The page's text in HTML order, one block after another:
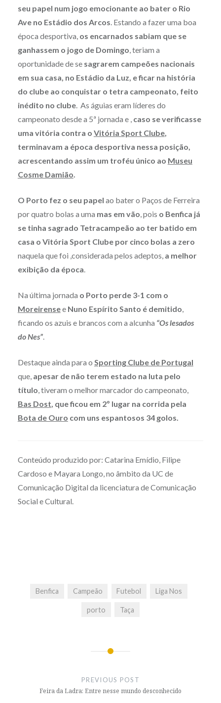
seu papel num jogo emocionante ao bater o Rio
Ave no Estádio dos Arcos. Estando a fazer uma boa
época desportiva, os encarnados sabiam que se
ganhassem o jogo de Domingo, teriam a
oportunidade de se sagrarem campeões nacionais
em sua casa, no Estádio da Luz, e ficar na história
do clube ao conquistar o tetra campeonato, feito
inédito no clube. As águias eram líderes do
campeonato desde a 5ª jornada e , caso se verificasse
uma vitória contra o Vitória Sport Clube,
terminavam a época desportiva nessa posição,
acrescentando assim um troféu único ao Museu
Cosme Damião.
O Porto fez o seu papel ao bater o Paços de Ferreira
por quatro bolas a uma mas em vão, pois o Benfica já
se tinha sagrado Tetracampeão ao ter batido em
casa o Vitória Sport Clube por cinco bolas a zero
naquela que foi ,considerada pelos adeptos, a melhor
exibição da época.
Na última jornada o Porto perde 3-1 com o
MoreirenseeNuno Espírito Santo é demitido,
ficando os azuis e brancos com a alcunha “Os lesados
do Nes”.
Destaque ainda para o Sporting Clube de Portugal
que,apesar de não terem estado na luta pelo
título, tiveram o melhor marcador do campeonato,
Bas Dost, que ficou em 2º lugar na corrida pela
Bota de Ouro com uns espantosos 34 golos.
Conteúdo produzido por: Catarina Emídio, Filipe
Cardoso e Mayara Longo, no âmbito da UC de
Comunicação Digital da licenciatura de Comunicação
Social e Cultural.
Benfica Campeão Futebol Liga Nos
porto Taça
PREVIOUS POST
Feira da Ladra: Entre nesse mundo desconhecido